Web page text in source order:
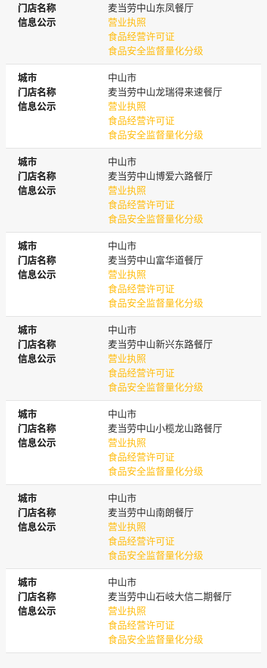
门店名称
门店名称
麦当劳中山东凤餐厅
信息公示
信息公示
营业执照
食品经营许可证
食品安全监督量化分级
城市
城市
中山市
门店名称
门店名称
麦当劳中山龙瑞得来速餐厅
信息公示
信息公示
营业执照
食品经营许可证
食品安全监督量化分级
城市
城市
中山市
门店名称
门店名称
麦当劳中山博爱六路餐厅
信息公示
信息公示
营业执照
食品经营许可证
食品安全监督量化分级
城市
城市
中山市
门店名称
门店名称
麦当劳中山富华道餐厅
信息公示
信息公示
营业执照
食品经营许可证
食品安全监督量化分级
城市
城市
中山市
门店名称
门店名称
麦当劳中山新兴东路餐厅
信息公示
信息公示
营业执照
食品经营许可证
食品安全监督量化分级
城市
城市
中山市
门店名称
门店名称
麦当劳中山小榄龙山路餐厅
信息公示
信息公示
营业执照
食品经营许可证
食品安全监督量化分级
城市
城市
中山市
门店名称
门店名称
麦当劳中山南朗餐厅
信息公示
信息公示
营业执照
食品经营许可证
食品安全监督量化分级
城市
城市
中山市
门店名称
门店名称
麦当劳中山石岐大信二期餐厅
信息公示
信息公示
营业执照
食品经营许可证
食品安全监督量化分级